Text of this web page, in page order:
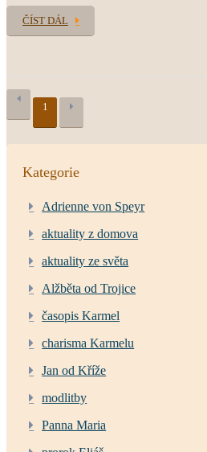
ČÍST DÁL
1
Kategorie
Adrienne von Speyr
aktuality z domova
aktuality ze světa
Alžběta od Trojice
časopis Karmel
charisma Karmelu
Jan od Kříže
modlitby
Panna Maria